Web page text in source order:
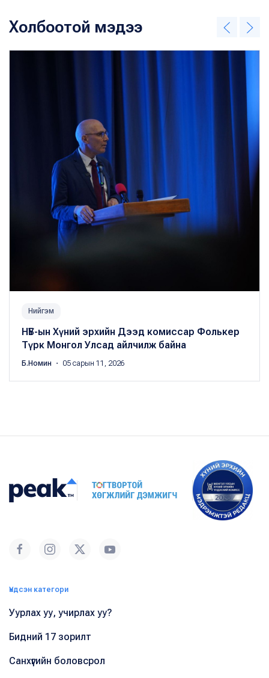
Холбоотой мэдээ
Нийгэм
НҮБ-ын Хүний эрхийн Дээд комиссар Фолькер
Түрк Монгол Улсад айлчилж байна
Б.Номин ・ 05 сарын 11, 2026
Үндсэн категори
Уурлах уу, учирлах уу?
Бидний 17 зорилт
Санхүүгийн боловсрол